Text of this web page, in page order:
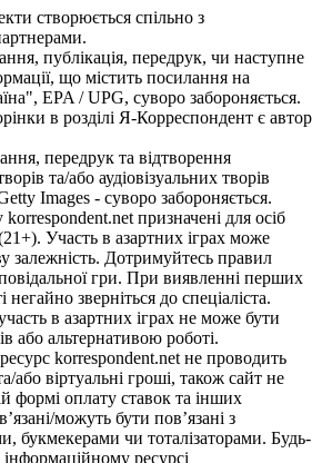
створюється спільно з
публікація, передрук, чи наступне
що містить посилання на
EPA / UPG, суворо забороняється.
в розділі Я-Корреспондент є автор
передрук та відтворення
та/або аудіовізуальних творів
Images - суворо забороняється.
призначені для осіб
Участь в азартних іграх може
залежність. Дотримуйтесь правил
гри. При виявленні перших
негайно зверніться до спеціаліста.
в азартних іграх не може бути
або альтернативою роботі.
korrespondent.net не проводить
або віртуальні гроші, також сайт не
формі оплату ставок та інших
можуть бути пов’язані з
букмекерами чи тоталізаторами. Будь-
інформаційному ресурсі